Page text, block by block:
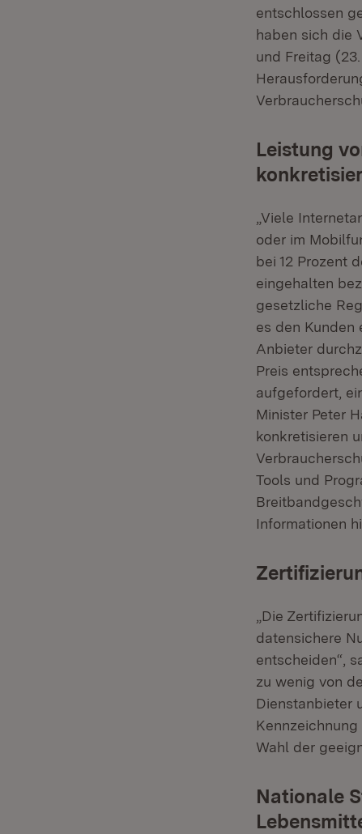
entschlossen
haben sich die
und Freitag
Leistung
„Viele
oder im
bei 12 Prozent
eingehalten
gesetzliche
es den Kunden
Anbieter
Preis
aufgefordert,
Minister Peter
konkretisieren
Tools und
Informationen
„Die
datensichere
entscheiden“,
zu wenig von
Dienstanbieter
Wahl der
Nationale